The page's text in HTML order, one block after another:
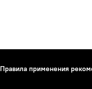
Правила применения